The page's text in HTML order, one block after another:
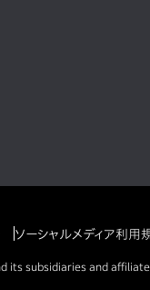
ソーシャルメディア利用
its subsidiaries and